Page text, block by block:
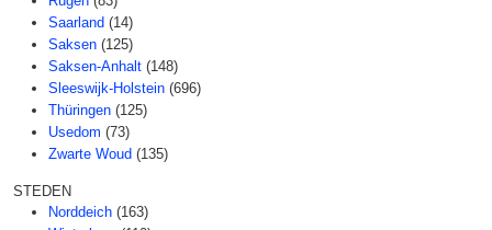
Saarland (14)
Saksen (125)
Saksen-Anhalt (148)
Sleeswijk-Holstein (696)
Thüringen (125)
Usedom (73)
Zwarte Woud (135)
STEDEN
Norddeich (163)